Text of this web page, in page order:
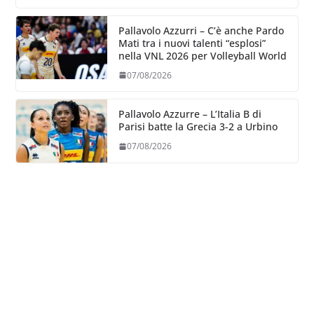
Pallavolo Azzurri – C’è anche Pardo
Mati tra i nuovi talenti “esplosi”
nella VNL 2026 per Volleyball World
07/08/2026
Pallavolo Azzurre – L’Italia B di
Parisi batte la Grecia 3-2 a Urbino
07/08/2026